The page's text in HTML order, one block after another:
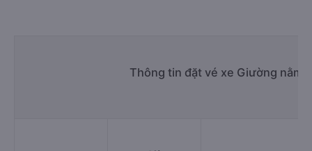
Thông tin đặt vé xe Giường nằm